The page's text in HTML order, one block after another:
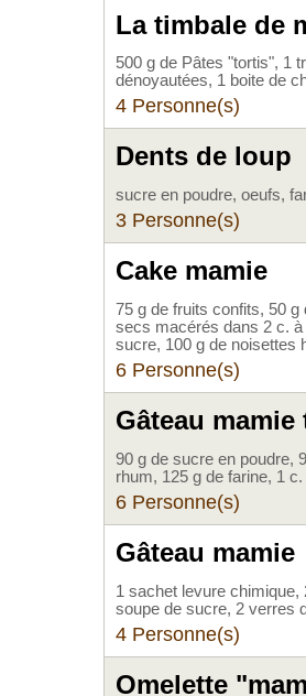
La timbale de
500 g de Pâtes "tortis", 1
dénoyautées, 1 boite de
4 Personne(s)
Dents de loup
sucre en poudre, oeufs,
3 Personne(s)
Cake mamie
75 g de fruits confits, 50
secs macérés dans 2 c. à
sucre, 100 g de noisettes
6 Personne(s)
Gâteau mamie
90 g de sucre en poudre,
rhum, 125 g de farine, 1
6 Personne(s)
Gâteau mamie
1 sachet levure
soupe de sucre, 2 verres
4 Personne(s)
Omelette